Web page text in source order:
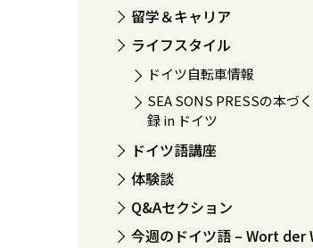
留学＆キャリア
ライフスタイル
ドイツ自転車情報
SEA SONS PRESSの本づ
録 in ドイツ
ドイツ語講座
体験談
Q&Aセクション
今週のドイツ語 – Wort der